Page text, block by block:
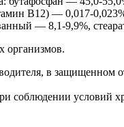
B12) — 0,017-
— 8,1-9,9%,
организмов.
в защищенном
соблюдении условий